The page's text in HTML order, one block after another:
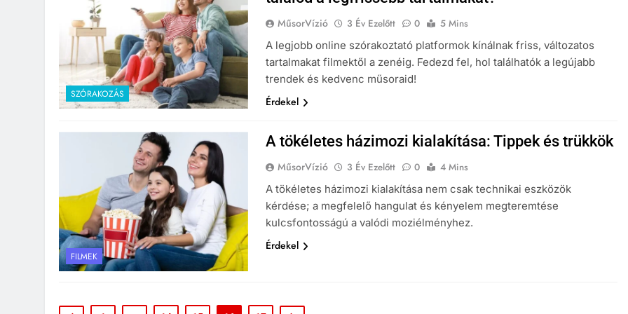
SZÓRAKOZÁS
MűsorVízió 3 Év Ezelőtt 0
5 Mins
A legjobb online szórakoztató platformok kínálnak friss, változatos
tartalmakat filmektől a zenéig. Fedezd fel, hol találhatók a legújabb
trendek és kedvenc műsoraid!
Érdekel
FILMEK
A tökéletes házimozi kialakítása: Tippek és trükkök
MűsorVízió 3 Év Ezelőtt 0
4 Mins
A tökéletes házimozi kialakítása nem csak technikai eszközök
kérdése; a megfelelő hangulat és kényelem megteremtése
kulcsfontosságú a valódi moziélményhez.
Érdekel